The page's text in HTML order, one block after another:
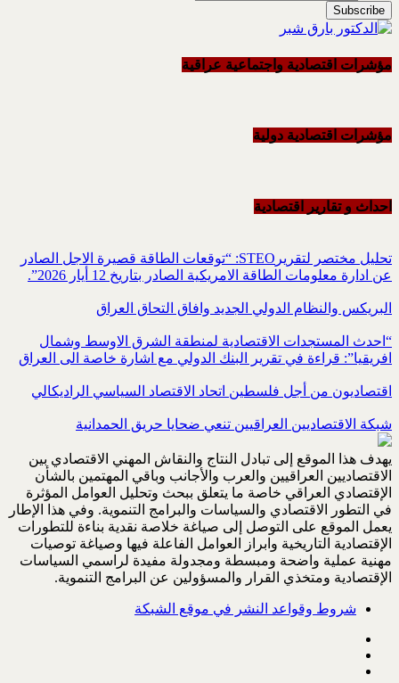
مؤشرات اقتصادية واجتماعية عراقية
مؤشرات اقتصادية دولية
احداث و تقاریر اقتصادیة
تحليل مختصر لتقريرSTEO‏: “توقعات الطاقة قصيرة الاجل الصادر
عن ادارة معلومات الطاقة الامريكية ‏الصادر بتاريخ 12 أيار 2026”.‏
البريكس والنظام الدولي الجديد وافاق التحاق العراق
“احدث المستجدات الاقتصادية لمنطقة الشرق الاوسط وشمال
افريقيا”: قراءة في تقرير البنك الدولي مع اشارة خاصة الى العراق
اقتصاديون من أجل فلسطين اتحاد الاقتصاد السياسي الراديكالي
شبكة الاقتصاديين العراقيين تنعي ضحايا حريق الحمدانية
يهدف هذا الموقع إلى تبادل النتاج والنقاش المهني الاقتصادي بين
الاقتصاديين العراقيين والعرب والأجانب وباقي المهتمين بالشأن
الإقتصادي العراقي خاصة ما يتعلق ببحث وتحليل العوامل المؤثرة
في التطور الاقتصادي والسياسات والبرامج التنموية. وفي هذا الإطار
يعمل الموقع على التوصل إلى صياغة خلاصة نقدية بناءة للتطورات
الإقتصادية التاريخية وابراز العوامل الفاعلة فيها وصياغة توصيات
مهنية عملية واضحة ومبسطة ومجدولة مفيدة لراسمي السياسات
الإقتصادية ومتخذي القرار والمسؤولين عن البرامج التنموية.
شروط وقواعد النشر في موقع الشبكة